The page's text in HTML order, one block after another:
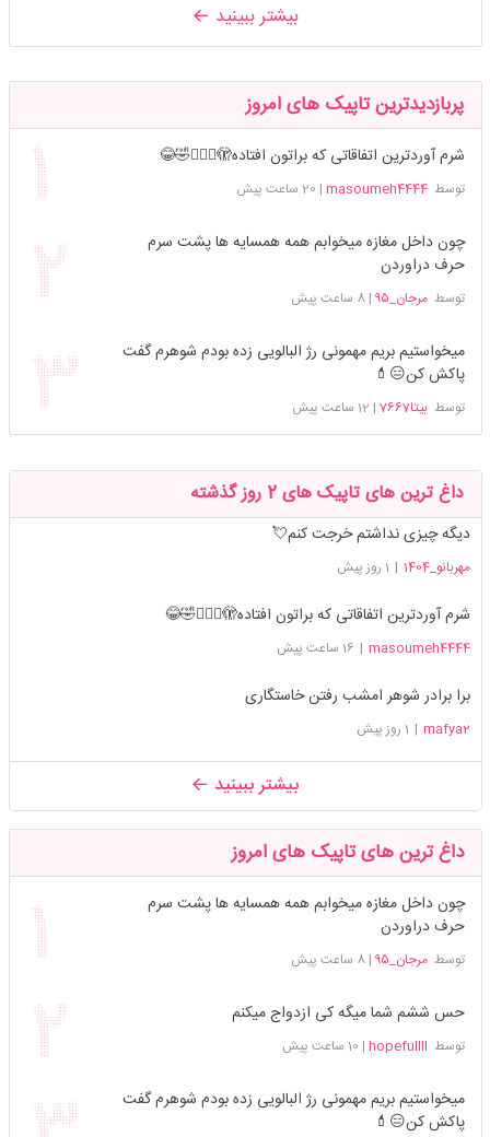
بیشتر ببینید
پربازدیدترین تاپیک های امروز
شرم آوردترین اتفاقاتی که براتون افتاده🫣🤦🏻‍♀️🤣😂
توسطmasoumeh4444
| 20 ساعت پیش
چون داخل مغازه میخوابم همه همسایه ها پشت سرم
حرف دراوردن
توسطمرجان_۹۵ |8 ساعت پیش
میخواستیم بریم مهمونی رژ البالویی زده بودم شوهرم گفت
پاکش کن😑💄
توسطبیتا7667 | 12 ساعت پیش
داغ ترین های تاپیک های 2 روز گذشته
دیگه چیزی نداشتم خرجت کنم💘
مهربانو_1404 | 1 روز پیش
شرم آوردترین اتفاقاتی که براتون افتاده🫣🤦🏻‍♀️🤣😂
masoumeh4444
| 16 ساعت پیش
برا برادر شوهر امشب رفتن خاستگاری
mafya2
| 1 روز پیش
بیشتر ببینید
داغ ترین های تاپیک های امروز
چون داخل مغازه میخوابم همه همسایه ها پشت سرم
حرف دراوردن
توسطمرجان_۹۵ |8 ساعت پیش
حس ششم شما میگه کی ازدواج میکنم
توسط hopefullll
| 10 ساعت پیش
میخواستیم بریم مهمونی رژ البالویی زده بودم شوهرم گفت
پاکش کن😑💄